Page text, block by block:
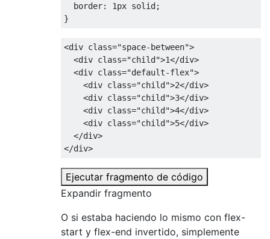
border: 1px solid;
}
<div class="space-between">
<div class="child">1</div>
<div class="default-flex">
<div class="child">2</div>
<div class="child">3</div>
<div class="child">4</div>
<div class="child">5</div>
</div>
</div>
Ejecutar fragmento de código
Expandir fragmento
O si estaba haciendo lo mismo con flex-
start y flex-end invertido, simplemente